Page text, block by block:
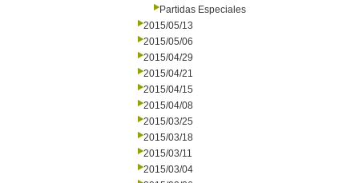
Partidas Especiales
2015/05/13
2015/05/06
2015/04/29
2015/04/21
2015/04/15
2015/04/08
2015/03/25
2015/03/18
2015/03/11
2015/03/04